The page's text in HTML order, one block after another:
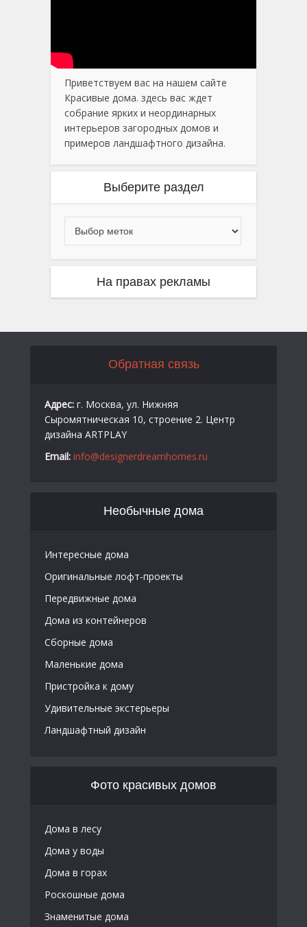
Приветствуем вас на нашем сайте
Красивые дома. здесь вас ждет
собрание ярких и неординарных
интерьеров загородных домов и
примеров ландшафтного дизайна.
Выберите раздел
На правах рекламы
Обратная связь
Адрес: г. Москва, ул. Нижняя
Сыромятническая 10, строение 2. Центр
дизайна ARTPLAY
Email: info@designerdreamhomes.ru
Необычные дома
Интересные дома
Оригинальные лофт-проекты
Передвижные дома
Дома из контейнеров
Сборные дома
Маленькие дома
Пристройка к дому
Удивительные экстерьеры
Ландшафтный дизайн
Фото красивых домов
Дома в лесу
Дома у воды
Дома в горах
Роскошные дома
Знаменитые дома